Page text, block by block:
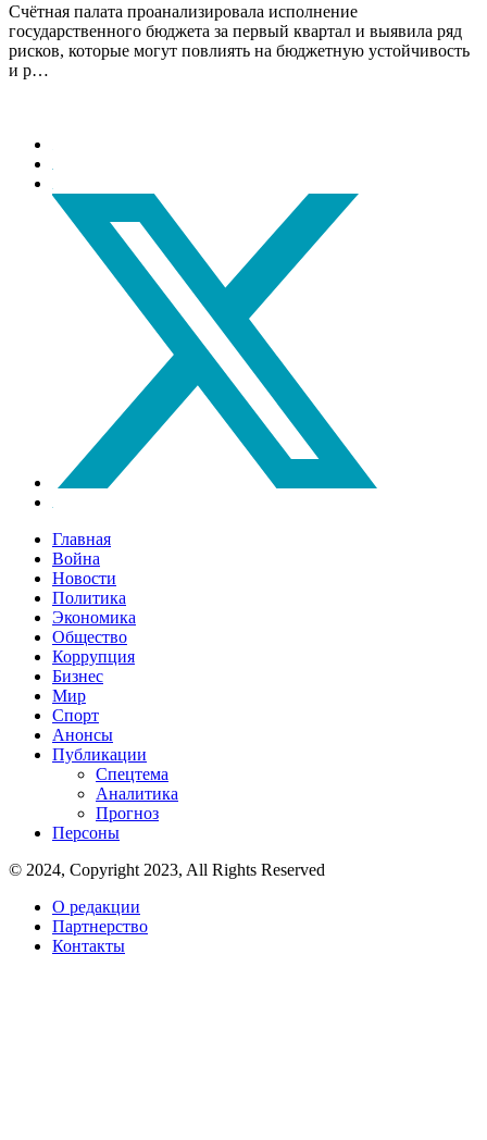
Счётная палата проанализировала исполнение
государственного бюджета за первый квартал и выявила ряд
рисков, которые могут повлиять на бюджетную устойчивость
и р…
Главная
Война
Новости
Политика
Экономика
Общество
Коррупция
Бизнес
Мир
Спорт
Анонсы
Публикации
Спецтема
Аналитика
Прогноз
Персоны
© 2024, Copyright 2023, All Rights Reserved
О редакции
Партнерство
Контакты